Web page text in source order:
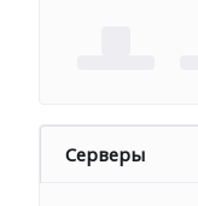
Серверы